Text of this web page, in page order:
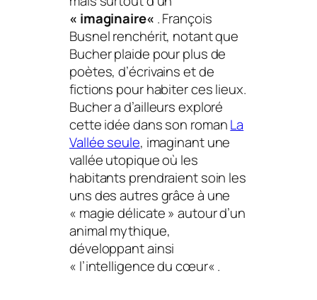
« imaginaire« . François
Busnel renchérit, notant que
Bucher plaide pour plus de
poètes, d’écrivains et de
fictions pour habiter ces lieux.
Bucher a d’ailleurs exploré
cette idée dans son romanLa
Vallée seule, imaginant une
vallée utopique où les
habitants prendraient soin les
uns des autres grâce à une
« magie délicate» autour d’un
animal mythique,
développant ainsi
« l’intelligence du cœur« .